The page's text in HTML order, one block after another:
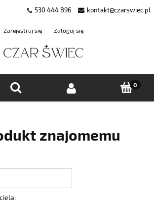
530 444 896 kontakt@czarswiec.pl
Zarejestruj się Zaloguj się
znajomemu